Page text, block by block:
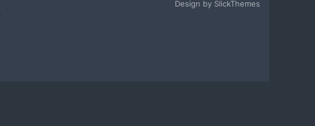
Design by SlickThemes